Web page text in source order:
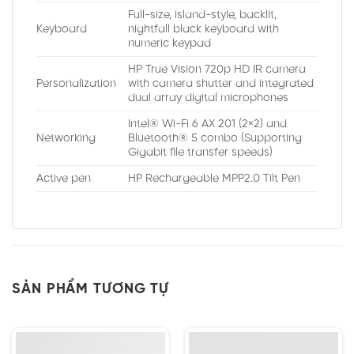
Keyboard
Full-size, island-style, backlit,
nightfall black keyboard with
numeric keypad
Personalization
HP True Vision 720p HD IR camera
with camera shutter and integrated
dual array digital microphones
Networking
Intel® Wi-Fi 6 AX 201 (2×2) and
Bluetooth® 5 combo (Supporting
Gigabit file transfer speeds)
Active pen HP Rechargeable MPP2.0 Tilt Pen
SẢN PHẨM TƯƠNG TỰ